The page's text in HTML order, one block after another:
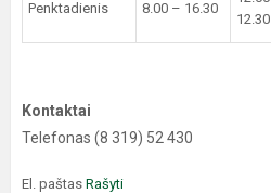
Penktadienis 8.00 – 16.30
12.30
Kontaktai
Telefonas (8 319) 52 430
El. paštas Rašyti